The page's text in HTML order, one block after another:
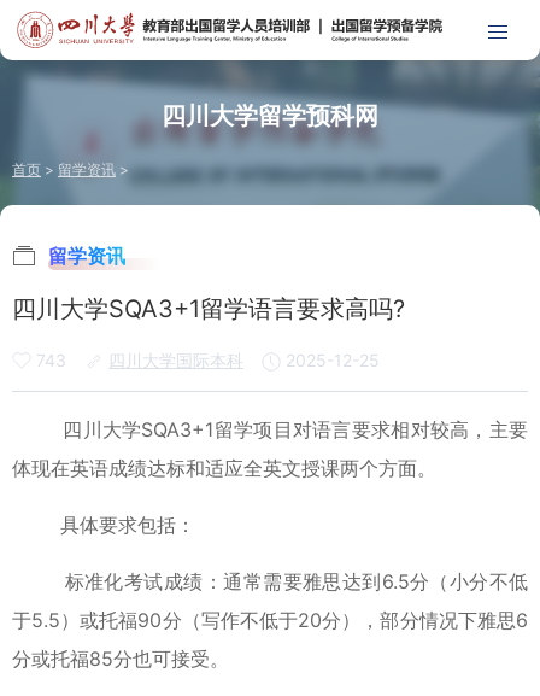
四川大学留学预科网
首页 > 留学资讯 >
留学资讯
四川大学SQA3+1留学语言要求高吗?
743 四川大学国际本科 2025-12-25
四川大学SQA3+1留学项目对语言要求相对较高，主要
体现在英语成绩达标和适应全英文授课两个方面。
具体要求包括：
‌标准化考试成绩‌：通常需要雅思达到6.5分（小分不低
于5.5）或托福90分（写作不低于20分），部分情况下雅思6
分或托福85分也可接受。‌